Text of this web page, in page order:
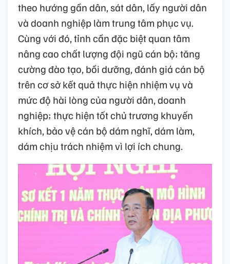
theo hướng gần dân, sát dân, lấy người dân
và doanh nghiệp làm trung tâm phục vụ.
Cùng với đó, tỉnh cần đặc biệt quan tâm
nâng cao chất lượng đội ngũ cán bộ; tăng
cường đào tạo, bồi dưỡng, đánh giá cán bộ
trên cơ sở kết quả thực hiện nhiệm vụ và
mức độ hài lòng của người dân, doanh
nghiệp; thực hiện tốt chủ trương khuyến
khích, bảo vệ cán bộ dám nghĩ, dám làm,
dám chịu trách nhiệm vì lợi ích chung.